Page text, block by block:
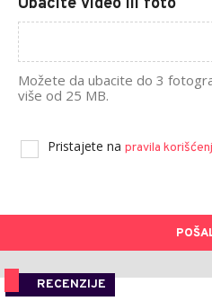
Možete da ubacite do 3
više od 25 MB.
Pristajete na pravila
RECENZIJE